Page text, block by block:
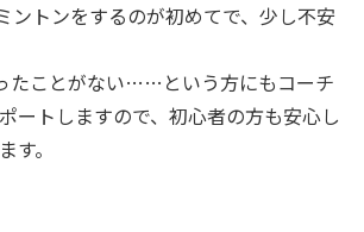
ントンをするのが初めてで、少し不安
たことがない……という方にもコーチ
ートしますので、初心者の方も安心し
す。